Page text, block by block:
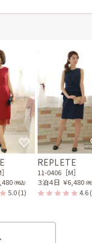
(税込)
5.0(1)
REPLETE
11-0406［M］
３泊４日 ￥6,480 (
4.6